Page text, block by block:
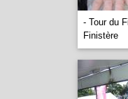
- Tour du
Finistère